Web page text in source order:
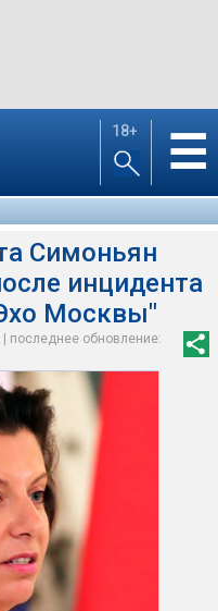
18+ ☰
Симоньян
инцидента
Москвы"
последнее обновление: